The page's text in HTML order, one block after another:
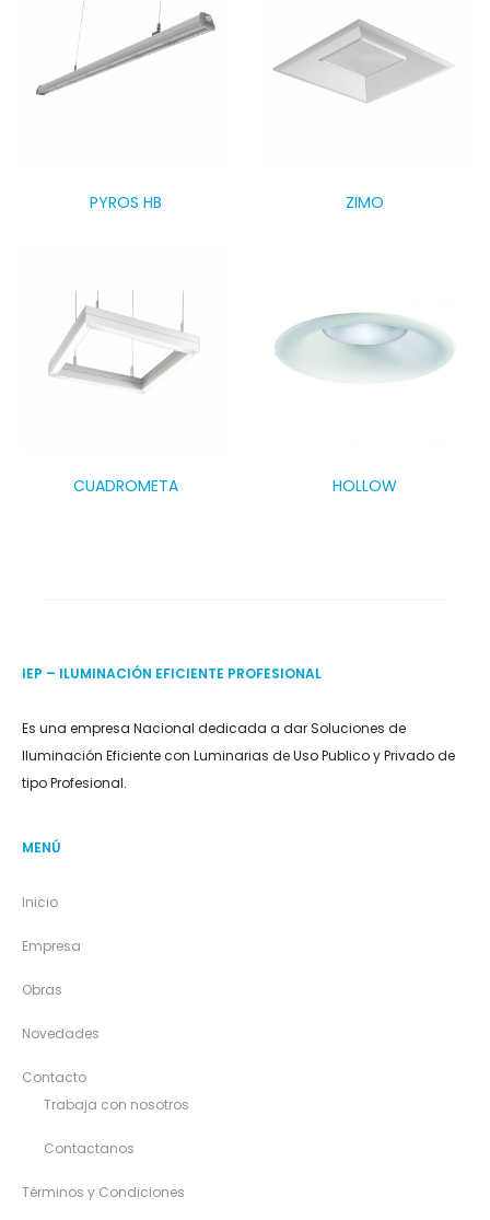
PYROS HB ZIMO
CUADROMETA HOLLOW
IEP – ILUMINACIÓN EFICIENTE PROFESIONAL
Es una empresa Nacional dedicada a dar Soluciones de
Iluminación Eficiente con Luminarias de Uso Publico y Privado de
tipo Profesional.
MENÚ
Inicio
Empresa
Obras
Novedades
Contacto
Trabaja con nosotros
Contactanos
Términos y Condiciones